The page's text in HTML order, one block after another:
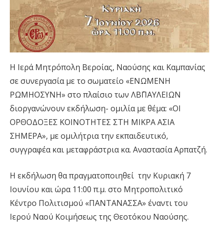
Η Ιερά Μητρόπολη Βεροίας, Ναούσης και Καμπανίας
σε συνεργασία με το σωματείο «ΕΝΩΜΕΝΗ
ΡΩΜΗΟΣΥΝΗ» στο πλαίσιο των ΛΒ΄ΠΑΥΛΕΙΩΝ
διοργανώνουν εκδήλωση- ομιλία με θέμα: «ΟΙ
ΟΡΘΟΔΟΞΕΣ ΚΟΙΝΟΤΗΤΕΣ ΣΤΗ ΜΙΚΡΑ ΑΣΙΑ
ΣΗΜΕΡΑ», με ομιλήτρια την εκπαιδευτικό,
συγγραφέα και μεταφράστρια κα. Αναστασία Αρπατζή.
Η εκδήλωση θα πραγματοποιηθεί την Κυριακή 7
Ιουνίου και ώρα 11:00 π.μ. στο Μητροπολιτικό
Κέντρο Πολιτισμού «ΠΑΝΤΑΝΑΣΣΑ» έναντι του
Ιερού Ναού Κοιμήσεως της Θεοτόκου Ναούσης.